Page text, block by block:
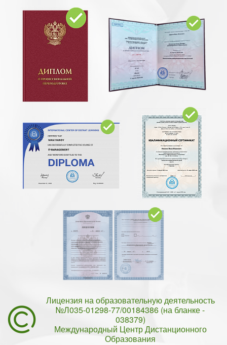
Лицензия на образовательную деятельность
№Л035-01298-77/00184386 (на бланке -
038379)
Международный Центр Дистанционного
Образования